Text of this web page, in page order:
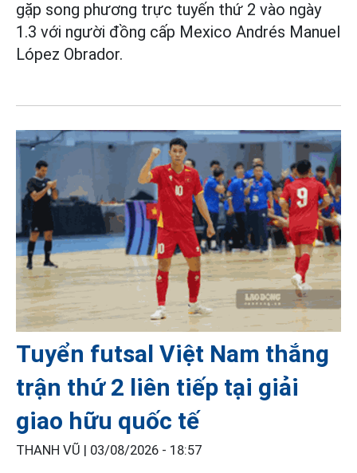
gặp song phương trực tuyến thứ 2 vào ngày
1.3 với người đồng cấp Mexico Andrés Manuel
López Obrador.
Tuyển futsal Việt Nam thắng
trận thứ 2 liên tiếp tại giải
giao hữu quốc tế
THANH VŨ | 03/08/2026 - 18:57